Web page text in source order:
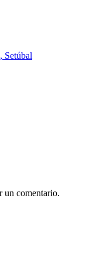
Setúbal
un comentario.